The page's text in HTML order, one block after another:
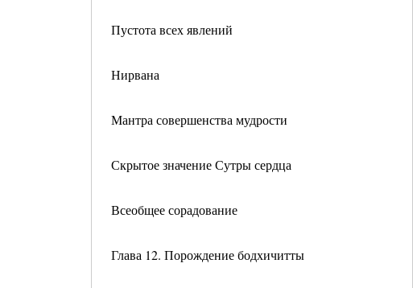
Пустота всех явлений
Нирвана
Мантра совершенства мудрости
Скрытое значение Сутры сердца
Всеобщее сорадование
Глава 12. Порождение бодхичитты